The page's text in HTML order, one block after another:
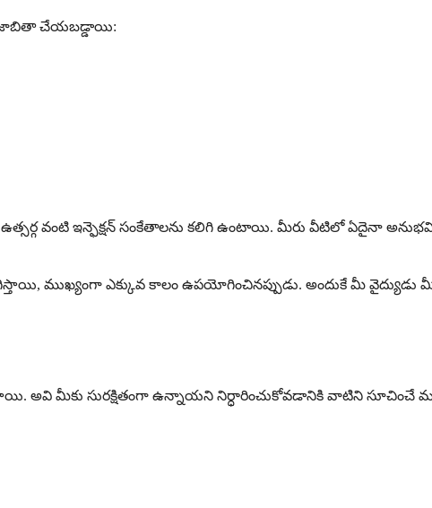
జాబితా చేయబడ్డాయి:
వంటి ఇన్ఫెక్షన్ సంకేతాలను కలిగి ఉంటాయి. మీరు వీటిలో ఏదైనా
ముఖ్యంగా ఎక్కువ కాలం ఉపయోగించినప్పుడు. అందుకే మీ వైద్యుడు మీ
అవి మీకు సురక్షితంగా ఉన్నాయని నిర్ధారించుకోవడానికి వాటిని సూచించే